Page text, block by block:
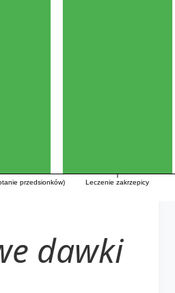
przedsionków) Leczenie zakrzepicy
dawki